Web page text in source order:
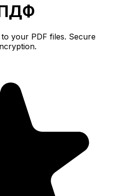
your PDF files. Secure